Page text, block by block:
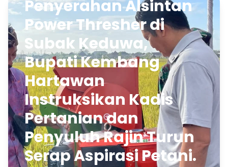
Penyerahan Alsintan
Power Thresher di
Subak Keduwa,
Bupati Kembang
Hartawan
Instruksikan Kadis
Pertanian dan
Penyuluh Rajin Turun
Serap Aspirasi Petani.